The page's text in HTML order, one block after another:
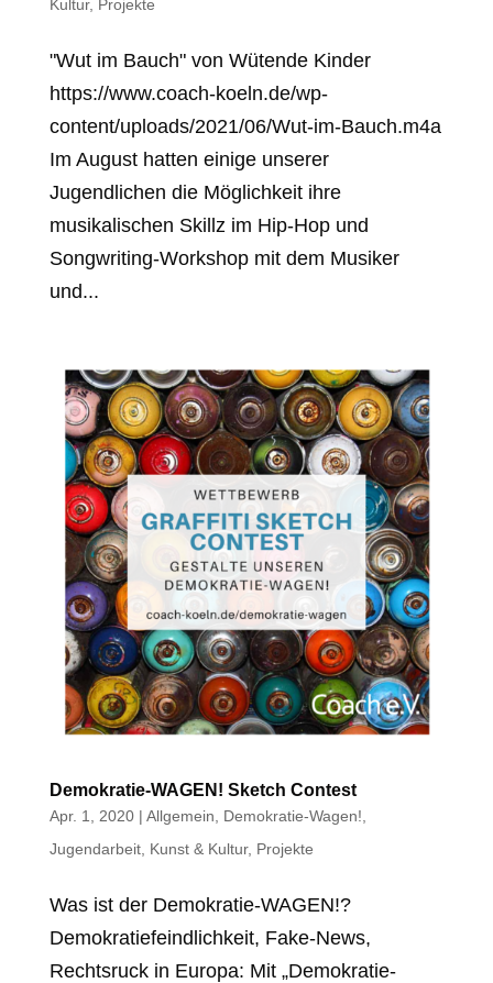
Kultur, Projekte
"Wut im Bauch" von Wütende Kinder
https://www.coach-koeln.de/wp-
content/uploads/2021/06/Wut-im-Bauch.m4a
Im August hatten einige unserer
Jugendlichen die Möglichkeit ihre
musikalischen Skillz im Hip-Hop und
Songwriting-Workshop mit dem Musiker
und...
Demokratie-WAGEN! Sketch Contest
Apr. 1, 2020| Allgemein Demokratie-Wagen!
Jugendarbeit, Kunst & Kultur, Projekte
Was ist der Demokratie-WAGEN!?
Demokratiefeindlichkeit, Fake-News,
Rechtsruck in Europa: Mit „Demokratie-